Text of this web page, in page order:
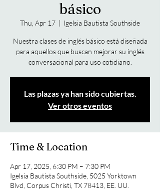
básico
Thu, Apr 17
  |
Igelsia Bautista Southside
Nuestra clases de inglés básico está diseñada
para aquellos que buscan mejorar su inglés
conversacional para uso cotidiano.
Las plazas ya han sido cubiertas.
Ver otros eventos
Time & Location
Apr 17, 2025, 6:30 PM – 7:30 PM
Igelsia Bautista Southside, 5025 Yorktown
Blvd, Corpus Christi, TX 78413, EE. UU.